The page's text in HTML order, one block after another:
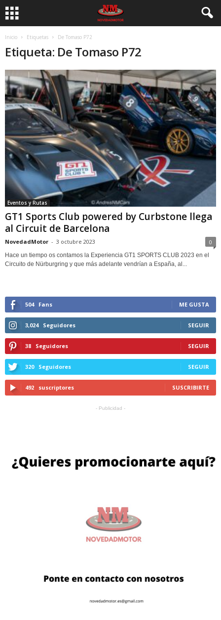
Inicio Etiquetas De Tomaso P72
Etiqueta: De Tomaso P72
Eventos y Rutas
GT1 Sports Club powered by Curbstone llega
al Circuit de Barcelona
NovedadMotor - 3 octubre 2023 0
Hace un tiempo os contamos la Experiencia GT1 SPORTS CLUB 2023 en el
Circuito de Nürburgring y que más adelante vendrían a España, al...
504 Fans ME GUSTA
3,024 Seguidores SEGUIR
38 Seguidores SEGUIR
320 Seguidores SEGUIR
492 suscriptores SUSCRIBIRTE
- Publicidad -